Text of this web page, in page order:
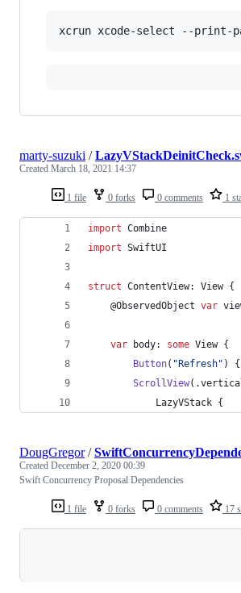
xcrun xcode-select --print-
1 file 0 forks 0 comments 1
marty-suzuki /
Created March 18, 2021 14:37
import Combine
import SwiftUI
struct ContentView: View {
@ObservedObject var
var body: some View {
Button( " Refresh" ) {
ScrollView( .
LazyVStack {
1 file 0 forks 0 comments 17
DougGregor/
Created December 2, 2020 00:39
Swift Concurrency Proposal Dependencies